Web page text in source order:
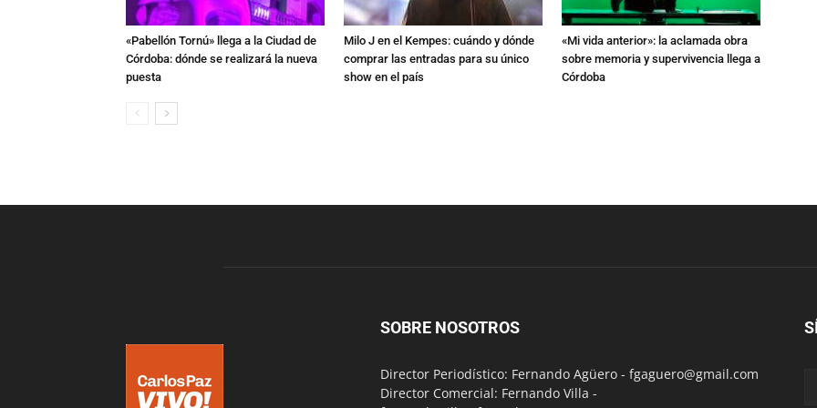
«Pabellón Tornú» llega a la Ciudad de
Córdoba: dónde se realizará la nueva
puesta
Milo J en el Kempes: cuándo y dónde
comprar las entradas para su único
show en el país
«Mi vida anterior»: la aclamada obra
sobre memoria y supervivencia llega a
Córdoba
SOBRE NOSOTROS
Director Periodístico: Fernando Agüero - fgaguero@gmail.com
Director Comercial: Fernando Villa -